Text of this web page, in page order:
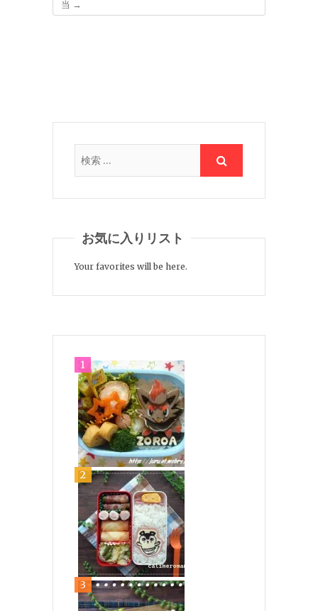
当 →
お気に入りリスト
Your favorites will be here.